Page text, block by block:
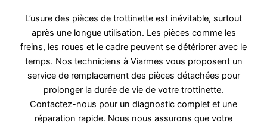
L’usure des pièces de trottinette est inévitable, surtout
après une longue utilisation. Les pièces comme les
freins, les roues et le cadre peuvent se détériorer avec le
temps. Nos techniciens à Viarmes vous proposent un
service de remplacement des pièces détachées pour
prolonger la durée de vie de votre trottinette.
Contactez-nous pour un diagnostic complet et une
réparation rapide. Nous nous assurons que votre